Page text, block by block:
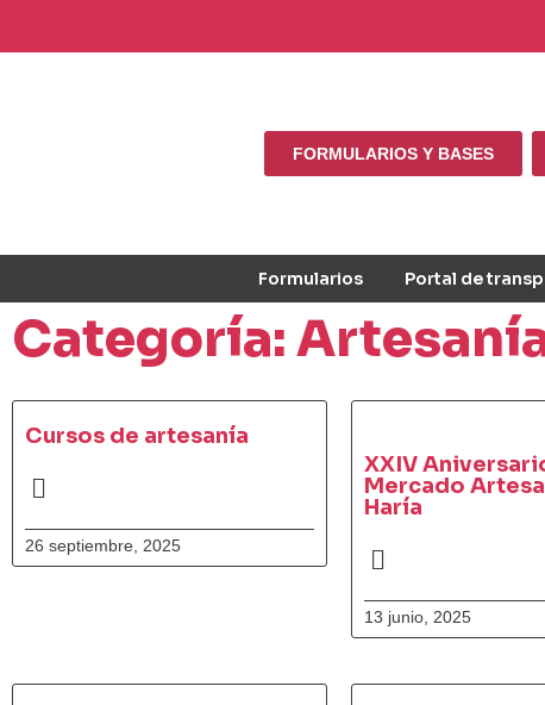
FORMULARIOS Y BASES
Formularios Portal de
Categoría:
Cursos de artesanía
26 septiembre, 2025
XXIV
Mercado
Haría
13 junio, 2025